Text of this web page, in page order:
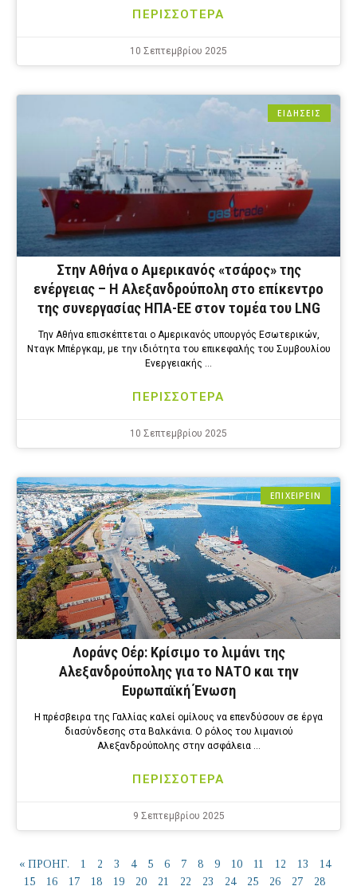
ΠΕΡΙΣΣΟΤΕΡΑ
10 Σεπτεμβρίου 2025
ΕΙΔΗΣΕΙΣ
Στην Αθήνα ο Αμερικανός «τσάρος» της
ενέργειας – Η Αλεξανδρούπολη στο επίκεντρο
της συνεργασίας ΗΠΑ-ΕΕ στον τομέα του LNG
Την Αθήνα επισκέπτεται ο Αμερικανός υπουργός Εσωτερικών,
Νταγκ Μπέργκαμ, με την ιδιότητα του επικεφαλής του Συμβουλίου
Ενεργειακής …
ΠΕΡΙΣΣΟΤΕΡΑ
10 Σεπτεμβρίου 2025
ΕΠΙΧΕΙΡΕΙΝ
Λοράνς Οέρ: Κρίσιμο το λιμάνι της
Αλεξανδρούπολης για το ΝΑΤΟ και την
Ευρωπαϊκή Ένωση
Η πρέσβειρα της Γαλλίας καλεί ομίλους να επενδύσουν σε έργα
διασύνδεσης στα Βαλκάνια. Ο ρόλος του λιμανιού
Αλεξανδρούπολης στην ασφάλεια …
ΠΕΡΙΣΣΟΤΕΡΑ
9 Σεπτεμβρίου 2025
« ΠΡΟΗΓ. 1 2 3 4 5 6 7 8 9 10 11 12 13
14
15
16 17 18 19 20 21 22 23 24 25 26 27
28